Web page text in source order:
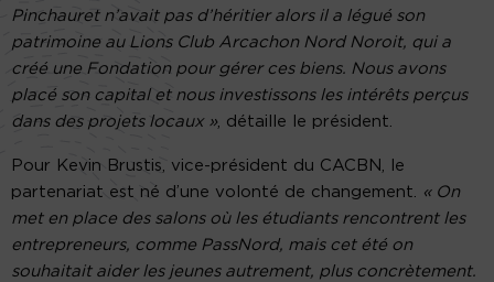
Pinchauret n’avait pas d’héritier alors il a légué son
patrimoine au Lions Club Arcachon Nord Noroit, qui a
créé une Fondation pour gérer ces biens. Nous avons
placé son capital et nous investissons les intérêts perçus
dans des projets locaux », détaille le président.
Pour Kevin Brustis, vice-président du CACBN, le
partenariat est né d’une volonté de changement. « On
met en place des salons où les étudiants rencontrent les
entrepreneurs, comme PassNord, mais cet été on
souhaitait aider les jeunes autrement, plus concrètement.